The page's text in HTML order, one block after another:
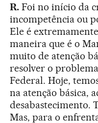
R. Foi no início da
incompetência ou
Ele é
maneira que é o
muito de atenção
resolver o
Federal. Hoje,
na atenção básica,
desabastecimento.
Mas, para o